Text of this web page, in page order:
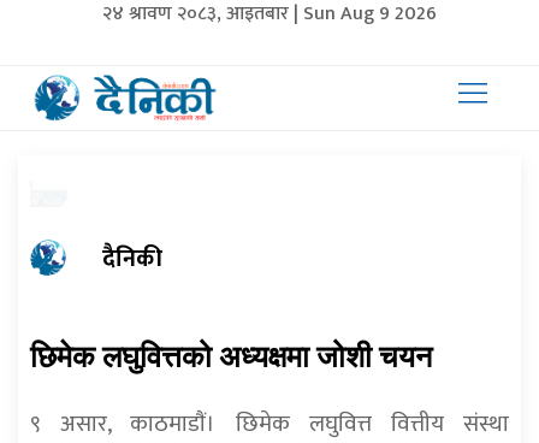
२४ श्रावण २०८३, आइतबार | Sun Aug 9 2026
दैनिकी
छिमेक लघुवित्तको अध्यक्षमा जोशी चयन
९ असार, काठमाडाैं। छिमेक लघुवित्त वित्तीय संस्था